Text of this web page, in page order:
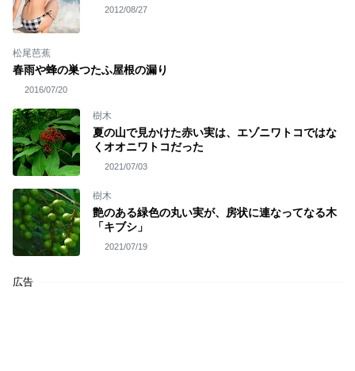
2012/08/27
松尾芭蕉
春雨や蜂の巣つたふ屋根の漏り
2016/07/20
樹木
夏の山で見かけた赤い実は、エゾニワトコではな
くオオニワトコだった
2021/07/03
樹木
艶のある緑色の丸い実が、房状に連なってなる木
「キブシ」
2021/07/19
広告